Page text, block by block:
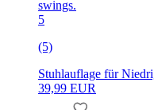
5
(5)
Stuhlauflage für
39,99 EUR